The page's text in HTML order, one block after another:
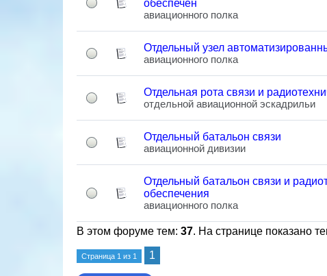
обеспечен
авиационного полка
Отдельный узел
авиационного полка
Отдельная рота связи и
отдельной авиационной эскадрильи
Отдельный батальон связи
авиационной дивизии
Отдельный батальон связи и
обеспечения
авиационного полка
В этом форуме тем: 37. На странице показано
Страница 1 из 1 1